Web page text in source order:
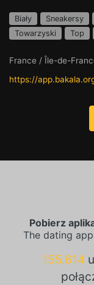
Biały Sneakersy
Towarzyski
Top
France / Île-de-
https://
Pobierz
The dating
155.614